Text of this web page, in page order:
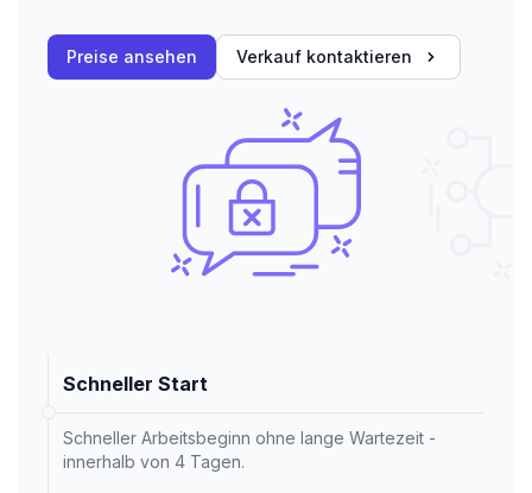
Preise ansehen Verkauf kontaktieren
Schneller Start
Schneller Arbeitsbeginn ohne lange Wartezeit -
innerhalb von 4 Tagen.